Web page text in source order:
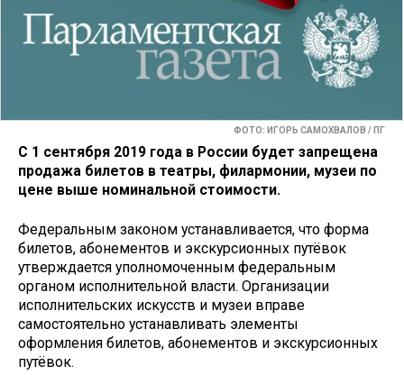
ФОТО: ИГОРЬ САМОХВАЛОВ / ПГ
С 1 сентября 2019 года в России будет запрещена
продажа билетов в театры, филармонии, музеи по
цене выше номинальной стоимости.
Федеральным законом устанавливается, что форма
билетов, абонементов и экскурсионных путёвок
утверждается уполномоченным федеральным
органом исполнительной власти. Организации
исполнительских искусств и музеи вправе
самостоятельно устанавливать элементы
оформления билетов, абонементов и экскурсионных
путёвок.